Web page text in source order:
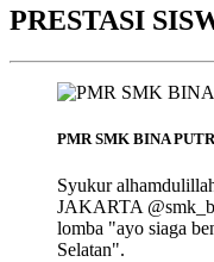
PRESTASI
PMR SMK BINA
Syukur
JAKARTA
lomba "ayo siaga
Selatan".